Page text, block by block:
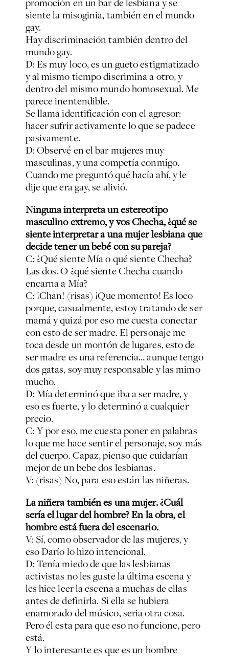
promoción en un bar de lesbiana y se
siente la misoginia, también en el mundo
gay.
Hay discriminación también dentro del
mundo gay.
D: Es muy loco, es un gueto estigmatizado
y al mismo tiempo discrimina a otro, y
dentro del mismo mundo homosexual. Me
parece inentendible.
Se llama identificación con el agresor:
hacer sufrir activamente lo que se padece
pasivamente.
D: Observé en el bar mujeres muy
masculinas, y una competía conmigo.
Cuando me preguntó qué hacía ahí, y le
dije que era gay, se alivió.
Ninguna interpreta un estereotipo
masculino extremo, y vos Checha, ¿qué se
siente interpretar a una mujer lesbiana que
decide tener un bebé con su pareja?
C: ¿Qué siente Mía o qué siente Checha?
Las dos. O ¿qué siente Checha cuando
encarna a Mía?
C: ¡Chan! (risas) ¡Que momento! Es loco
porque, casualmente, estoy tratando de ser
mamá y quizá por eso me cuesta conectar
con esto de ser madre. El personaje me
toca desde un montón de lugares, esto de
ser madre es una referencia… aunque tengo
dos gatas, soy muy responsable y las mimo
mucho.
D: Mía determinó que iba a ser madre, y
eso es fuerte, y lo determinó a cualquier
precio.
C: Y por eso, me cuesta poner en palabras
lo que me hace sentir el personaje, soy más
del cuerpo. Capaz, pienso que cuidarían
mejor de un bebe dos lesbianas.
V: (risas) No, para eso están las niñeras.
La niñera también es una mujer. ¿Cuál
sería el lugar del hombre? En la obra, el
hombre está fuera del escenario.
V: Sí, como observador de las mujeres, y
eso Darío lo hizo intencional.
D: Tenía miedo de que las lesbianas
activistas no les guste la última escena y
les hice leer la escena a muchas de ellas
antes de definirla. Si ella se hubiera
enamorado del músico, seria otra cosa.
Pero él esta para que eso no funcione, pero
está.
Y lo interesante es que es un hombre